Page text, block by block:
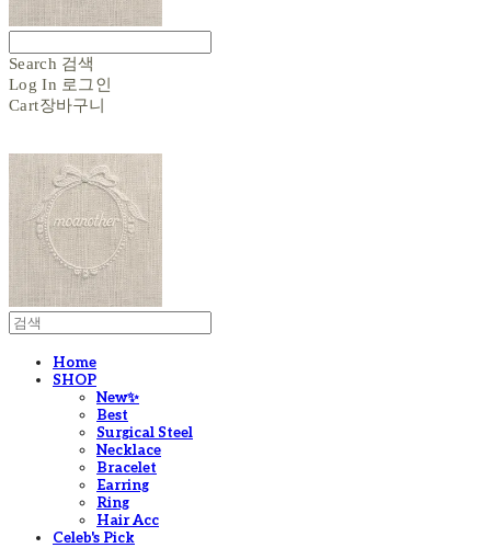
Search 검색
Log In 로그인
Cart장바구니
Home
SHOP
New✨
Best
Surgical Steel
Necklace
Bracelet
Earring
Ring
Hair Acc
Celeb's Pick